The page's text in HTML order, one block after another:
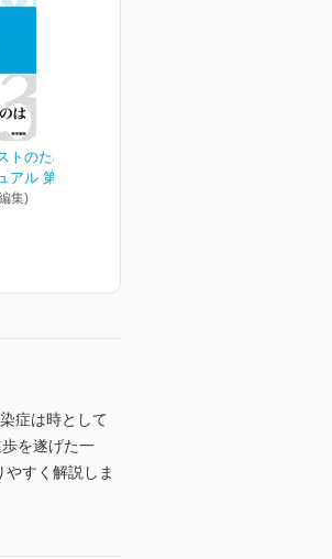
トのための内
アル 第3版
集)
症は時として
を遂げた一
すく解説しま